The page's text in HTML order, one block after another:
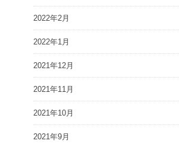
2022年2月
2022年1月
2021年12月
2021年11月
2021年10月
2021年9月